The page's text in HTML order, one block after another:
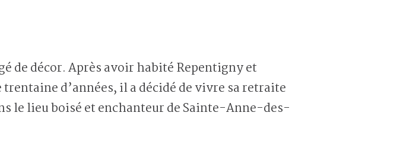
de décor. Après avoir habité Repentigny et
d’années, il a décidé de vivre sa retraite
le lieu boisé et enchanteur de Sainte-Anne-des-